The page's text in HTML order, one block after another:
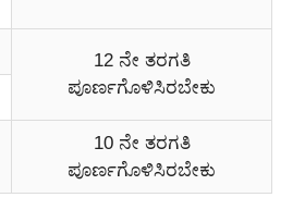
12 ನೇ ತರಗತಿ
ಪೂರ್ಣಗೊಳಿಸಿರಬೇಕು
10 ನೇ ತರಗತಿ
ಪೂರ್ಣಗೊಳಿಸಿರಬೇಕು